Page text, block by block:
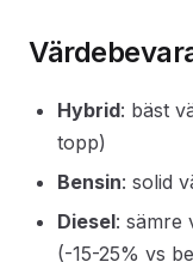
Hybrid: bäst
topp)
Bensin: solid
Diesel: sämre
(-15-25% vs